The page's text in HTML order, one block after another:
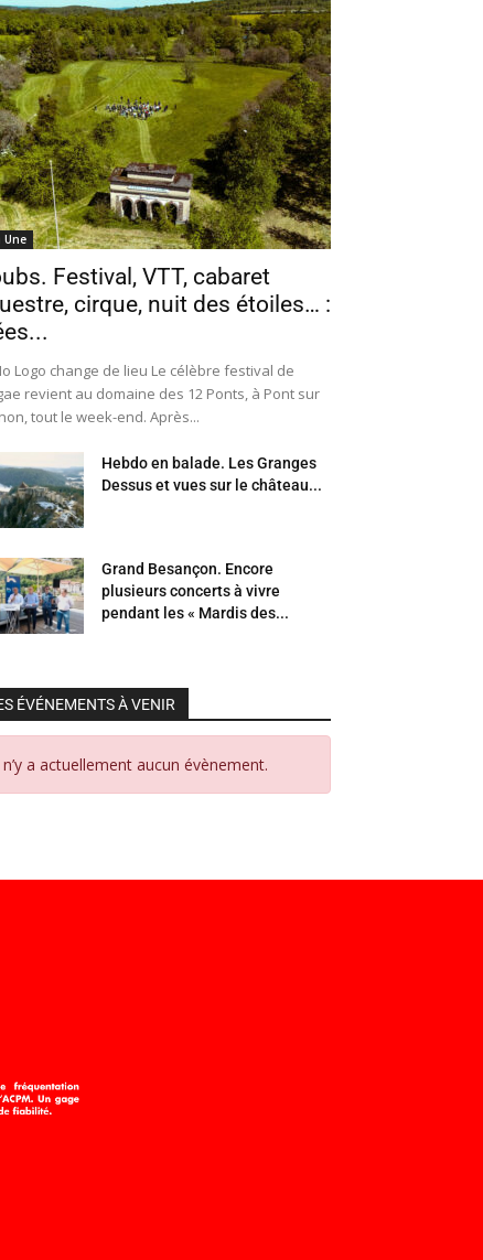
Une
Festival, VTT, cabaret
cirque, nuit des étoiles… :
Logo change de lieu Le célèbre festival de
revient au domaine des 12 Ponts, à Pont sur
tout le week-end. Après...
Hebdo en balade. Les Granges
Dessus et vues sur le château...
Grand Besançon. Encore
plusieurs concerts à vivre
pendant les « Mardis des...
ÉVÉNEMENTS À VENIR
n’y a actuellement aucun évènement.